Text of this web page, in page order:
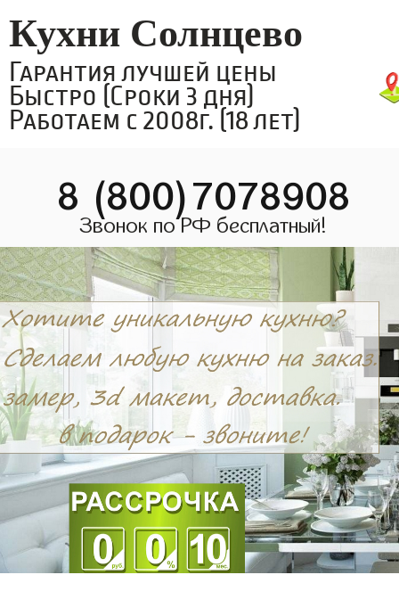
Кухни Солнцево
Гарантия лучшей цены
Быстро (Сроки 3 дня)
Работаем с 2008г. (18 лет)
8 (800)7078908
Звонок по РФ бесплатный!